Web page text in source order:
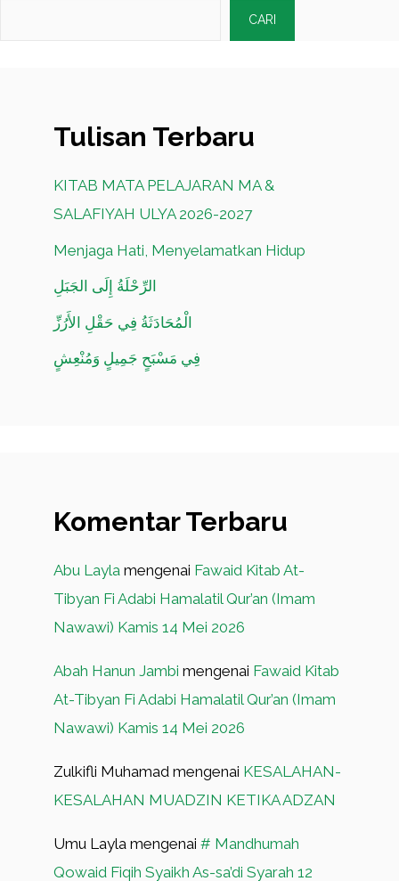
CARI
Tulisan Terbaru
KITAB MATA PELAJARAN MA &
SALAFIYAH ULYA 2026-2027
Menjaga Hati, Menyelamatkan Hidup
الرِّحْلَةُ إِلَى الجَبَلِ
الْمُحَادَثَةُ فِي حَقْلِ الأَرُزِّ
فِي مَسْبَحٍ جَمِيلٍ وَمُنْعِشٍ
Komentar Terbaru
Abu Layla mengenai Fawaid Kitab At-
Tibyan Fi Adabi Hamalatil Qur’an (Imam
Nawawi) Kamis 14 Mei 2026
Abah Hanun Jambi mengenai Fawaid Kitab
At-Tibyan Fi Adabi Hamalatil Qur’an (Imam
Nawawi) Kamis 14 Mei 2026
Zulkifli Muhamad mengenai KESALAHAN-
KESALAHAN MUADZIN KETIKA ADZAN
Umu Layla mengenai # Mandhumah
Qowaid Fiqih Syaikh As-sa’di Syarah 12